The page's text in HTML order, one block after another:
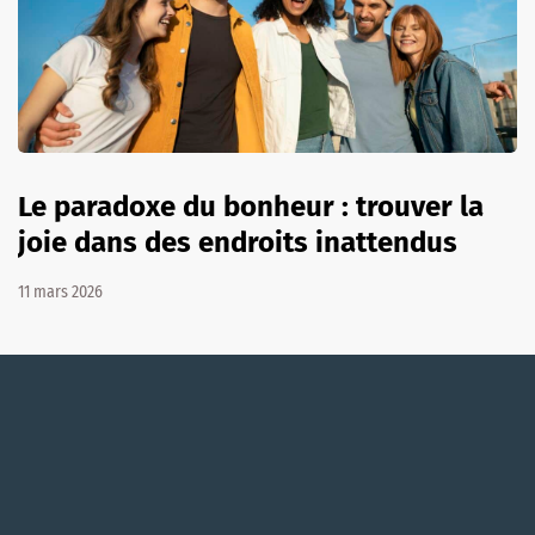
Le paradoxe du bonheur : trouver la
joie dans des endroits inattendus
11 mars 2026